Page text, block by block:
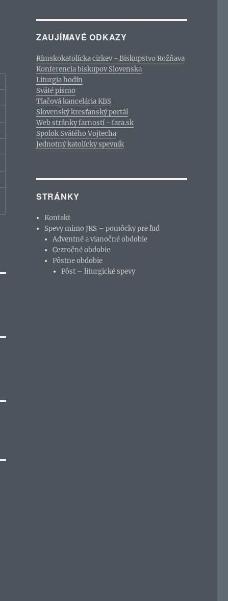
ZAUJÍMAVÉ ODKAZY
Rímskokatolícka cirkev - Biskupstvo Rožňava
Konferencia biskupov Slovenska
Liturgia hodín
Sväté písmo
Tlačová kancelária KBS
Slovenský kresťanský portál
Web stránky farností - fara.sk
Spolok Svätého Vojtecha
Jednotný katolícky spevník
STRÁNKY
Kontakt
Spevy mimo JKS – pomôcky pre ľud
Adventné a vianočné obdobie
Cezročné obdobie
Pôstne obdobie
Pôst – liturgické spevy